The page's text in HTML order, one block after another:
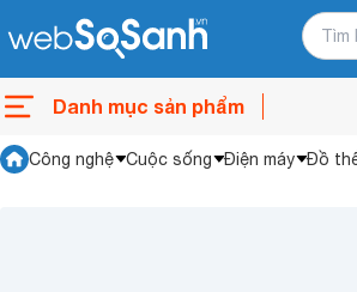
Danh mục sản phẩm
Công nghệ Cuộc sống Điện máy Đồ